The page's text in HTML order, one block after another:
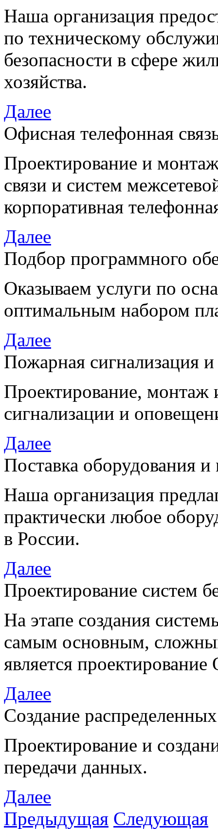
Наша организация
по техническому
безопасности в сфере
хозяйства.
Далее
Офисная телефонная
Проектирование и
связи и систем
корпоративная
Далее
Подбор программного
Оказываем услуги по
оптимальным набором
Далее
Пожарная сигнализация
Проектирование, монтаж
сигнализации и
Далее
Поставка оборудования и
Наша организация
практически любое
в России.
Далее
Проектирование систем
На этапе создания
самым основным,
является
Далее
Создание
Проектирование и
передачи данных.
Далее
Предыдущая Следующая